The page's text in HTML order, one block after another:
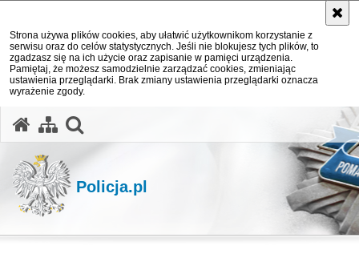
Strona używa plików cookies, aby ułatwić użytkownikom korzystanie z
serwisu oraz do celów statystycznych. Jeśli nie blokujesz tych plików, to
zgadzasz się na ich użycie oraz zapisanie w pamięci urządzenia.
Pamiętaj, że możesz samodzielnie zarządzać cookies, zmieniając
ustawienia przeglądarki. Brak zmiany ustawienia przeglądarki oznacza
wyrażenie zgody.
Policja.pl